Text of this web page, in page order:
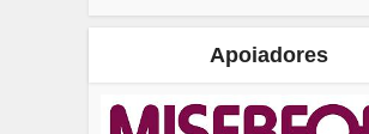
Apoiadores